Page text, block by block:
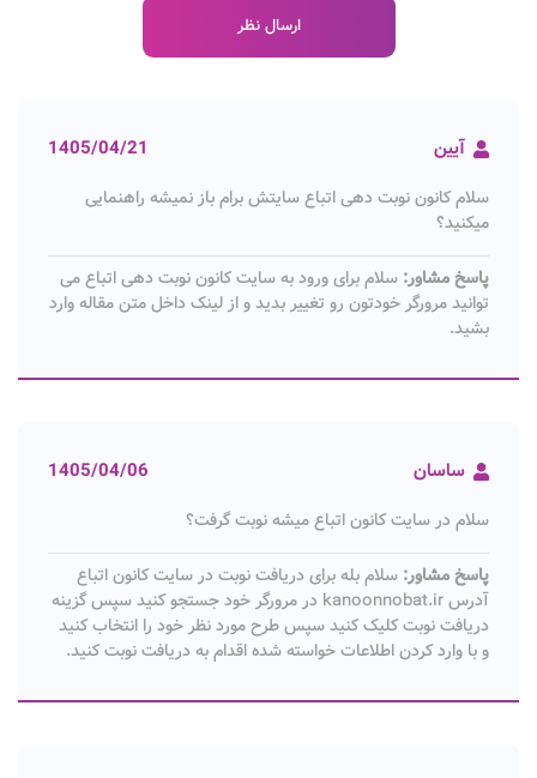
آیین 1405/04/21
سلام کانون نوبت دهی اتباع سایتش برام باز نمیشه راهنمایی
میکنید؟
پاسخ مشاور: سلام برای ورود به سایت کانون نوبت دهی اتباع می
توانید مرورگر خودتون رو تغییر بدید و از لینک داخل متن مقاله وارد
بشید.
ساسان 1405/04/06
سلام در سایت کانون اتباع میشه نوبت گرفت؟
پاسخ مشاور: سلام بله برای دریافت نوبت در سایت کانون اتباع
آدرس kanoonnobat.ir در مرورگر خود جستجو کنید سپس گزینه
دریافت نوبت کلیک کنید سپس طرح مورد نظر خود را انتخاب کنید
و با وارد کردن اطلاعات خواسته شده اقدام به دریافت نوبت کنید.